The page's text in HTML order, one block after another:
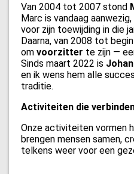
Van 2004 tot 2007 stond
Marc is vandaag
voor zijn toewijding in die
Daarna, van 2008 tot
om voorzitter te zijn —
Sinds maart 2022 is
en ik wens hem alle
traditie.
Activiteiten die
Onze activiteiten vormen
brengen mensen samen,
telkens weer voor een